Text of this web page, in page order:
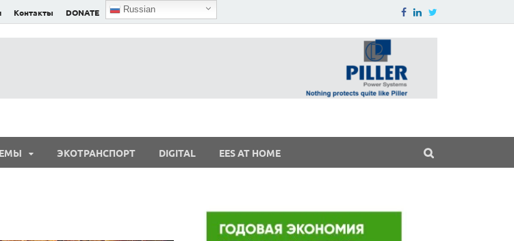
Контакты DONATE Russian
ЭКОТРАНСПОРТ DIGITAL EES AT HOME